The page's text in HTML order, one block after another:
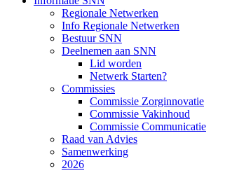
Regionale Netwerken
Info Regionale Netwerken
Bestuur SNN
Deelnemen aan SNN
Lid worden
Netwerk Starten?
Commissies
Commissie Zorginnovatie
Commissie Vakinhoud
Commissie Communicatie
Raad van Advies
Samenwerking
2026